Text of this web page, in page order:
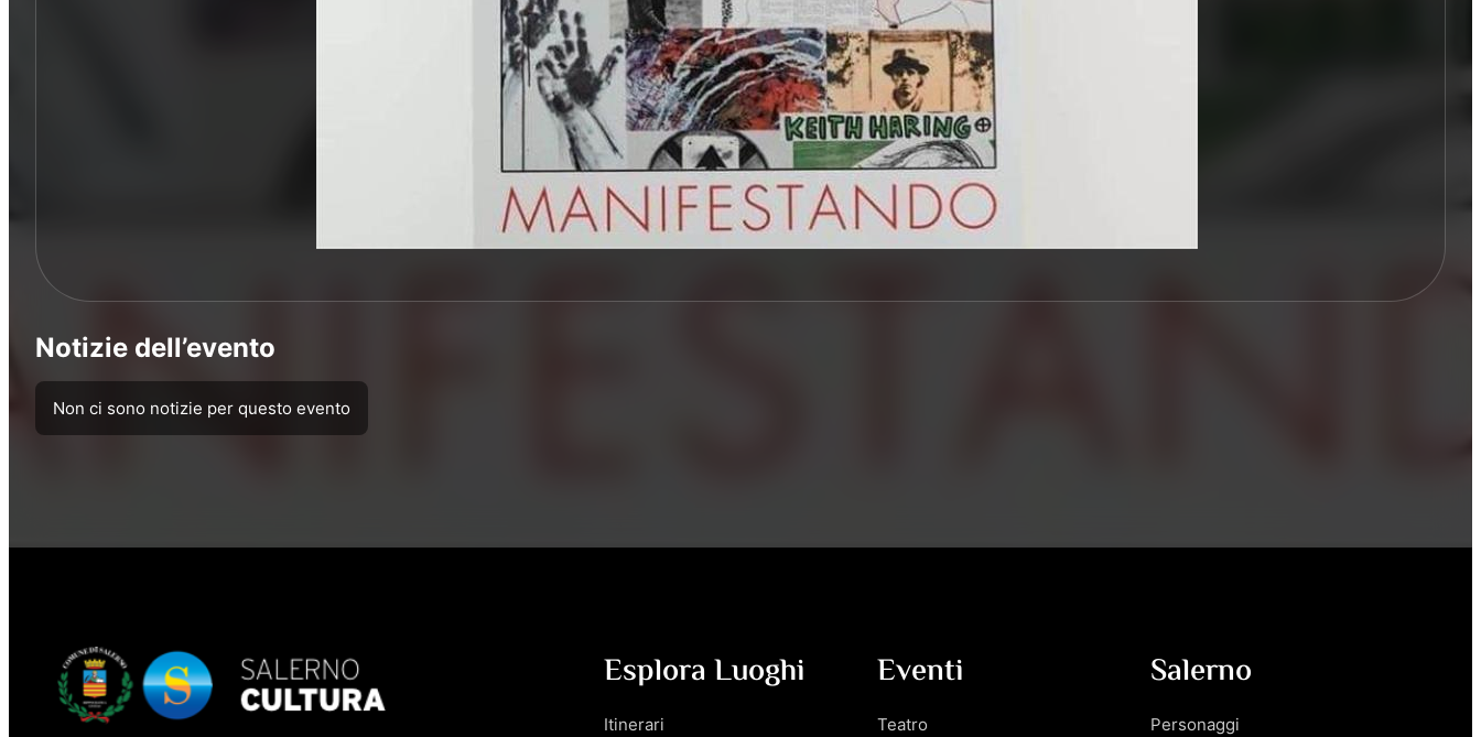
Notizie dell’evento
Non ci sono notizie per questo evento
Esplora Luoghi
Itinerari
Eventi
Teatro
Salerno
Personaggi